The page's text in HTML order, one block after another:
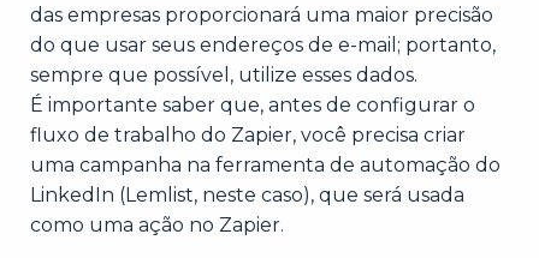
das empresas proporcionará uma maior precisão
do que usar seus endereços de e-mail; portanto,
sempre que possível, utilize esses dados.
É importante saber que, antes de configurar o
fluxo de trabalho do Zapier, você precisa criar
uma campanha na ferramenta de automação do
LinkedIn (Lemlist, neste caso), que será usada
como uma ação no Zapier.